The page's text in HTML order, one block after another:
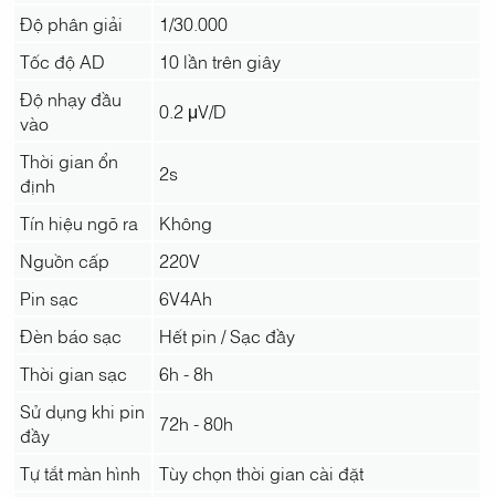
Độ phân giải
1/30.000
Tốc độ AD
10 lần trên giây
Độ nhạy đầu
vào
0.2 μV/D
Thời gian ổn
định
2s
Tín hiệu ngõ ra
Không
Nguồn cấp
220V
Pin sạc
6V4Ah
Đèn báo sạc
Hết pin / Sạc đầy
Thời gian sạc
6h - 8h
Sử dụng khi pin
đầy
72h - 80h
Tự tắt màn hình
Tùy chọn thời gian cài đặt